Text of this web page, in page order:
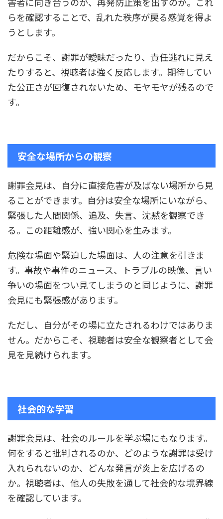
らを確認することで、乱れた秩序が戻る感覚を得よ
うとします。
だからこそ、謝罪が曖昧だったり、責任逃れに見え
たりすると、視聴者は強く反応します。期待してい
た公正さが回復されないため、モヤモヤが残るので
す。
安全な場所からの観察
謝罪会見は、自分に直接危害が及ばない場所から見
ることができます。自分は安全な場所にいながら、
緊張した人間関係、追及、失言、沈黙を観察でき
る。この距離感が、強い関心を生みます。
危険な場面や緊迫した場面は、人の注意を引きま
す。事故や事件のニュース、トラブルの映像、言い
争いの場面をつい見てしまうのと同じように、謝罪
会見にも緊張感があります。
ただし、自分がその場に立たされるわけではありま
せん。だからこそ、視聴者は安全な観察者として会
見を見続けられます。
社会的な学習
謝罪会見は、社会のルールを学ぶ場にもなります。
何をすると批判されるのか、どのような謝罪は受け
入れられないのか、どんな発言が炎上を広げるの
か。視聴者は、他人の失敗を通して社会的な境界線
を確認しています。